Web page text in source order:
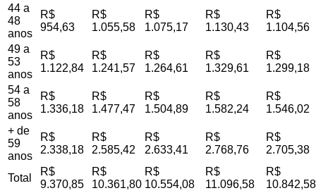
44 a
48
anos
R$
954,63
R$
1.055,58
R$
1.075,17
R$
1.130,43
R$
1.104,56
49 a
53
anos
R$
1.122,84
R$
1.241,57
R$
1.264,61
R$
1.329,61
R$
1.299,18
54 a
58
anos
R$
1.336,18
R$
1.477,47
R$
1.504,89
R$
1.582,24
R$
1.546,02
+ de
59
anos
R$
2.338,18
R$
2.585,42
R$
2.633,41
R$
2.768,76
R$
2.705,38
Total
R$
9.370,85
R$
10.361,80
R$
10.554,08
R$
11.096,58
R$
10.842,58